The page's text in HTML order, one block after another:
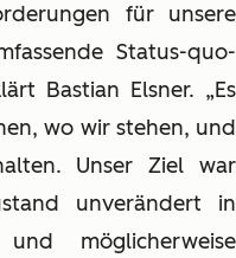
für unsere
Status-quo-
Bastian Elsner. „Es
wo wir stehen, und
Unser Ziel war
unverändert in
möglicherweise